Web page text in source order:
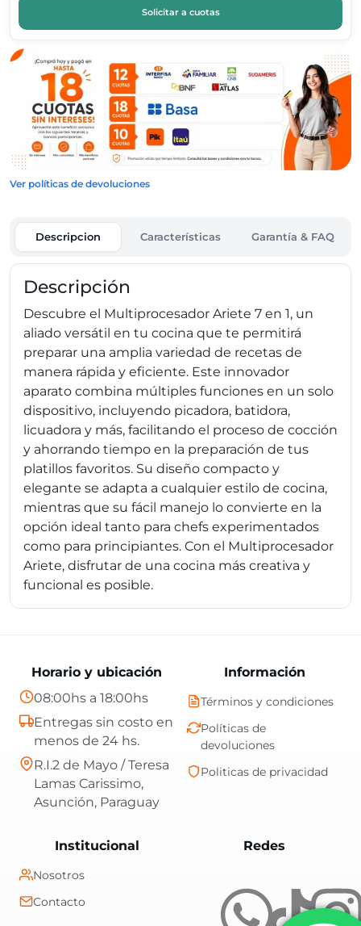
Solicitar a cuotas
Ver políticas de devoluciones
Descripcion Características Garantía & FAQ
Descripción
Descubre el Multiprocesador Ariete 7 en 1, un
aliado versátil en tu cocina que te permitirá
preparar una amplia variedad de recetas de
manera rápida y eficiente. Este innovador
aparato combina múltiples funciones en un solo
dispositivo, incluyendo picadora, batidora,
licuadora y más, facilitando el proceso de cocción
y ahorrando tiempo en la preparación de tus
platillos favoritos. Su diseño compacto y
elegante se adapta a cualquier estilo de cocina,
mientras que su fácil manejo lo convierte en la
opción ideal tanto para chefs experimentados
como para principiantes. Con el Multiprocesador
Ariete, disfrutar de una cocina más creativa y
funcional es posible.
RedesCentral Shop es
Información
Términos y condiciones
Políticas de
devoluciones
Politicas de privacidad
Institucional
Nosotros
Contacto
Horario y ubicación
08:00hs a 18:00hs
Entregas sin costo en
menos de 24 hs.
R.I.2 de Mayo / Teresa
Lamas Carissimo,
Asunción, Paraguay